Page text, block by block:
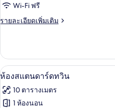
สแตนดาร์ด
ดับเบิล
Wi-Fi ฟรี
รายละเอียดเพิ่มเติม
ราย
เกี่ยว
กับ
ห้อง
ดับเบิล
เปิด
ภาพถ่าย
ทั้งหมด
5
ห้องสแตนดาร์ดทวิน
10 ตารางเมตร
1 ห้องนอน